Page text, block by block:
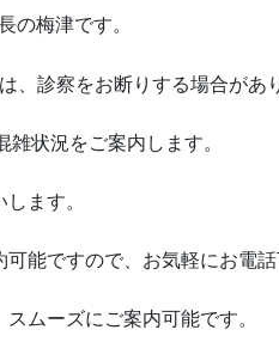
の梅津です。
、診察をお断りする場合があ
状況をご案内します。
ます。
能ですので、お気軽にお電話
ムーズにご案内可能です。